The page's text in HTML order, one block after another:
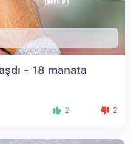
- 18 manata
2 2